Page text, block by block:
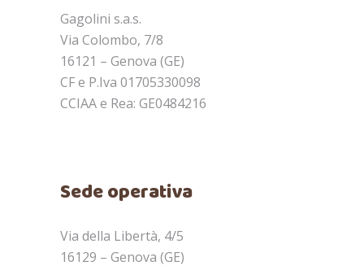
Gagolini s.a.s.
Via Colombo, 7/8
16121 – Genova (GE)
CF e P.Iva 01705330098
CCIAA e Rea: GE0484216
Sede operativa
Via della Libertà, 4/5
16129 – Genova (GE)